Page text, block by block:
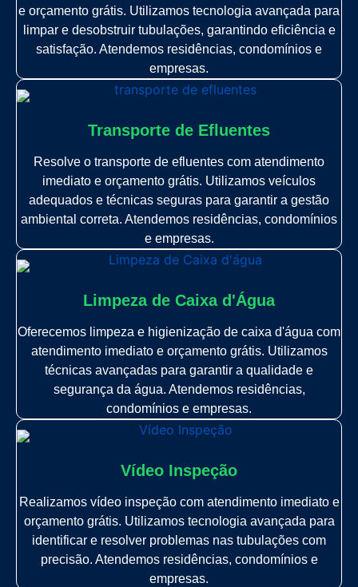
e orçamento grátis. Utilizamos tecnologia avançada para
limpar e desobstruir tubulações, garantindo eficiência e
satisfação. Atendemos residências, condomínios e
empresas.
Transporte de Efluentes
Resolve o transporte de efluentes com atendimento
imediato e orçamento grátis. Utilizamos veículos
adequados e técnicas seguras para garantir a gestão
ambiental correta. Atendemos residências, condomínios
e empresas.
Limpeza de Caixa d'Água
Oferecemos limpeza e higienização de caixa d'água com
atendimento imediato e orçamento grátis. Utilizamos
técnicas avançadas para garantir a qualidade e
segurança da água. Atendemos residências,
condomínios e empresas.
Vídeo Inspeção
Realizamos vídeo inspeção com atendimento imediato e
orçamento grátis. Utilizamos tecnologia avançada para
identificar e resolver problemas nas tubulações com
precisão. Atendemos residências, condomínios e
empresas.